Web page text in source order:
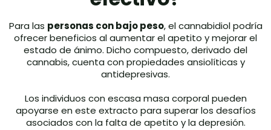
Para las personas con bajo peso, el cannabidiol podría
ofrecer beneficios al aumentar el apetito y mejorar el
estado de ánimo. Dicho compuesto, derivado del
cannabis, cuenta con propiedades ansiolíticas y
antidepresivas.
Los individuos con escasa masa corporal pueden
apoyarse en este extracto para superar los desafíos
asociados con la falta de apetito y la depresión.